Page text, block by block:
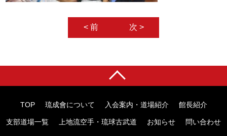
< 前 次 >
TOP 琉成會について 入会案内・道場紹介 館長紹介
支部道場一覧 上地流空手・琉球古武道 お知らせ 問い合わせ